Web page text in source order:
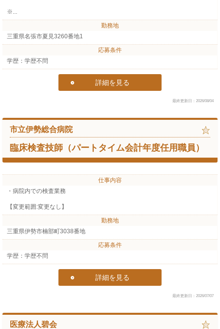
※...
勤務地
三重県名張市夏見3260番地1
応募条件
学歴：学歴不問
詳細を見る
最終更新日：2026/08/04
市立伊勢総合病院
臨床検査技師（パートタイム会計年度任用職員）
仕事内容
・病院内での検査業務
【変更範囲:変更なし】
勤務地
三重県伊勢市楠部町3038番地
応募条件
学歴：学歴不問
詳細を見る
最終更新日：2026/07/07
医療法人碧会